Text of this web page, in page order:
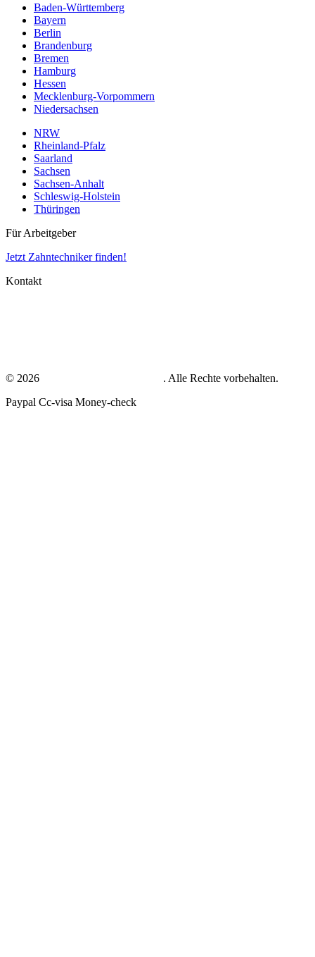
Baden-Württemberg
Bayern
Berlin
Brandenburg
Bremen
Hamburg
Hessen
Mecklenburg-Vorpommern
Niedersachsen
NRW
Rheinland-Pfalz
Saarland
Sachsen
Sachsen-Anhalt
Schleswig-Holstein
Thüringen
Für Arbeitgeber
Jetzt Zahntechniker finden!
Kontakt
© 2026
. Alle Rechte vorbehalten.
Paypal Cc-visa Money-check